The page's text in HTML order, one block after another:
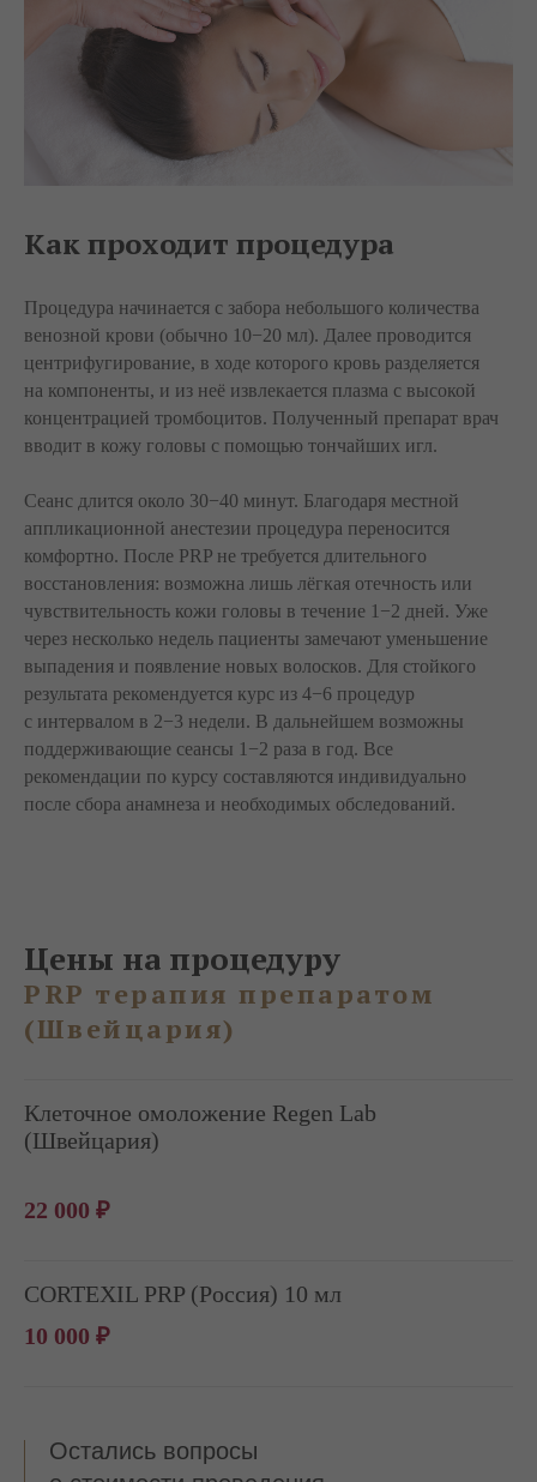
Как проходит процедура
Процедура начинается с забора небольшого количества
венозной крови (обычно 10−20 мл). Далее проводится
центрифугирование, в ходе которого кровь разделяется
на компоненты, и из неё извлекается плазма с высокой
концентрацией тромбоцитов. Полученный препарат врач
вводит в кожу головы с помощью тончайших игл.
Сеанс длится около 30−40 минут. Благодаря местной
аппликационной анестезии процедура переносится
комфортно. После PRP не требуется длительного
восстановления: возможна лишь лёгкая отечность или
чувствительность кожи головы в течение 1−2 дней. Уже
через несколько недель пациенты замечают уменьшение
выпадения и появление новых волосков. Для стойкого
результата рекомендуется курс из 4−6 процедур
с интервалом в 2−3 недели. В дальнейшем возможны
поддерживающие сеансы 1−2 раза в год. Все
рекомендации по курсу составляются индивидуально
после сбора анамнеза и необходимых обследований.
Цены на процедуру
PRP терапия препаратом
(Швейцария)
Клеточное омоложение Regen Lab
(Швейцария)
22 000 ₽
CORTEXIL PRP (Россия) 10 мл
10 000 ₽
Остались вопросы